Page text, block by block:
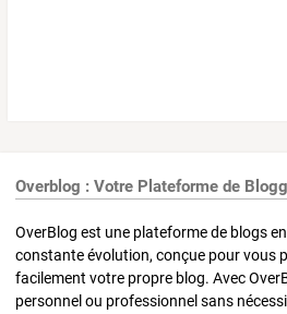
Overblog : Votre Plateforme de
OverBlog est une plateforme de blogs
constante évolution, conçue pour vous
facilement votre propre blog. Avec
personnel ou professionnel sans